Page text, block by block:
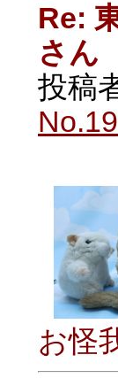
Re:
さん
投稿
お怪